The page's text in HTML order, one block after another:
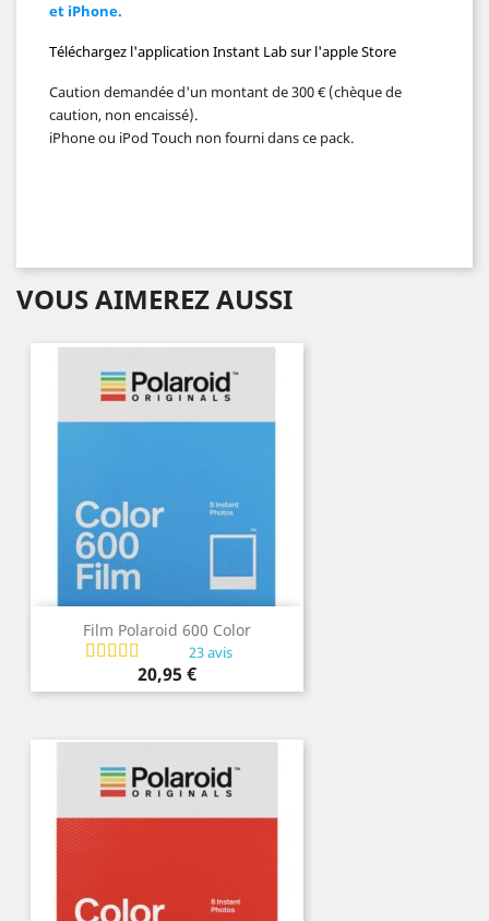
et iPhone.
Téléchargez l'application Instant Lab sur l'apple Store
Caution demandée d'un montant de 300 € (chèque de
caution, non encaissé).
iPhone ou iPod Touch non fourni dans ce pack.
VOUS AIMEREZ AUSSI
Film Polaroid 600 Color
23 avis
Prix
20,95 €